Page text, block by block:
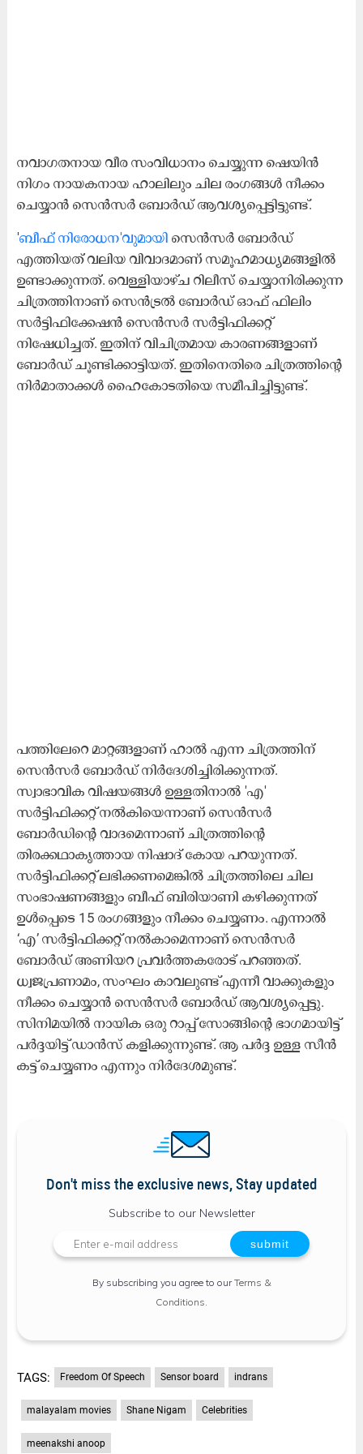
നവാഗതനായ വീര സംവിധാനം ചെയ്യുന്ന ഷെയിൻ
നിഗം നായകനായ ഹാലിലും ചില രംഗങ്ങൾ നീക്കം
ചെയ്യാൻ സെൻസർ ബോർഡ് ആവശ്യപ്പെട്ടിട്ടുണ്ട്.
'ബീഫ് നിരോധന'വുമായി സെന്‍സര്‍ ബോര്‍ഡ്
എത്തിയത് വലിയ വിവാദമാണ് സമൂഹമാധ്യമങ്ങളിൽ
ഉണ്ടാക്കുന്നത്. വെള്ളിയാഴ്ച റിലീസ് ചെയ്യാനിരിക്കുന്ന
ചിത്രത്തിനാണ് സെന്‍ട്രല്‍ ബോര്‍ഡ് ഓഫ് ഫിലിം
സര്‍ട്ടിഫിക്കേഷന്‍ സെന്‍സര്‍ സര്‍ട്ടിഫിക്കറ്റ്
നിഷേധിച്ചത്. ഇതിന് വിചിത്രമായ കാരണങ്ങളാണ്
ബോര്‍ഡ് ചൂണ്ടിക്കാട്ടിയത്. ഇതിനെതിരെ ചിത്രത്തിന്റെ
നിര്‍മാതാക്കള്‍ ഹൈകോടതിയെ സമീപിച്ചിട്ടുണ്ട്.
പത്തിലേറെ മാറ്റങ്ങളാണ് ഹാൽ എന്ന ചിത്രത്തിന്
സെൻസർ ബോർഡ് നിർദേശിച്ചിരിക്കുന്നത്.
സ്വാഭാവിക വിഷയങ്ങൾ ഉള്ളതിനാൽ 'എ'
സർട്ടിഫിക്കറ്റ് നൽകിയെന്നാണ് സെൻസർ
ബോർഡിന്‍റെ വാദമെന്നാണ് ചിത്രത്തിന്‍റെ
തിരക്കഥാകൃത്തായ നിഷാദ് കോയ പറയുന്നത്.
സര്‍ട്ടിഫിക്കറ്റ് ലഭിക്കണമെങ്കില്‍ ചിത്രത്തിലെ ചില
സംഭാഷണങ്ങളും ബീഫ് ബിരിയാണി കഴിക്കുന്നത്
ഉള്‍പ്പെടെ 15 രംഗങ്ങളും നീക്കം ചെയ്യണം. എന്നാൽ
‘എ’ സർട്ടിഫിക്കറ്റ് നൽകാമെന്നാണ് സെന്‍സര്‍
ബോര്‍ഡ് അണിയറ പ്രവര്‍ത്തകരോട് പറഞ്ഞത്.
ധ്വജപ്രണാമം, സംഘം കാവലുണ്ട് എന്നീ വാക്കുകളും
നീക്കം ചെയ്യാന്‍ സെൻസർ ബോർഡ് ആവശ്യപ്പെട്ടു.
സിനിമയിൽ നായിക ഒരു റാപ്പ് സോങ്ങിന്റെ ഭാഗമായിട്ട്
പർദ്ദയിട്ട് ഡാൻസ് കളിക്കുന്നുണ്ട്. ആ പർദ്ദ ഉള്ള സീൻ
കട്ട് ചെയ്യണം എന്നും നിർദേശമുണ്ട്.
Don't miss the exclusive news, Stay updated
Subscribe to our Newsletter
By subscribing you agree to ourTerms &
Conditions
TAGS: Freedom Of Speech Sensor board indrans
malayalam movies Shane Nigam Celebrities
meenakshi anoop